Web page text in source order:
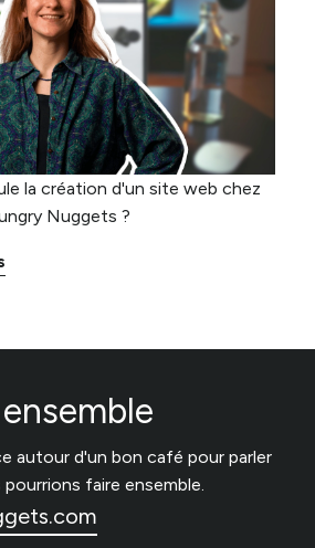
la création d'un site web chez
Nuggets ?
autour d'un bon café pour parler
faire ensemble.